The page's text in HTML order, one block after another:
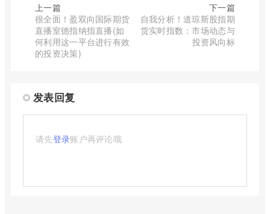
上一篇
很全面！盈双向国际期货
直播室德指纳指直播(如
何利用这一平台进行有效
的投资决策)
下一篇
自我分析！道琼斯股指期
货实时指数：市场动态与
投资风向标
发表回复
请先登录账户再评论哦